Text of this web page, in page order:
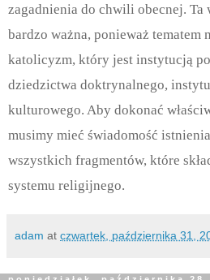
zagadnienia do chwili obecnej. Ta
bardzo ważna, ponieważ tematem
katolicyzm, który jest instytucją
dziedzictwa doktrynalnego,
kulturowego. Aby dokonać
musimy mieć świadomość
wszystkich fragmentów, które
systemu religijnego.
adam at czwartek, października 31,